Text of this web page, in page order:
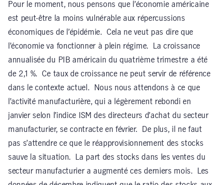
Pour le moment, nous pensons que l’économie américaine
est peut-être la moins vulnérable aux répercussions
économiques de l’épidémie. Cela ne veut pas dire que
l’économie va fonctionner à plein régime. La croissance
annualisée du PIB américain du quatrième trimestre a été
de 2,1 %. Ce taux de croissance ne peut servir de référence
dans le contexte actuel. Nous nous attendons à ce que
l’activité manufacturière, qui a légèrement rebondi en
janvier selon l’indice ISM des directeurs d’achat du secteur
manufacturier, se contracte en février. De plus, il ne faut
pas s’attendre ce que le réapprovisionnement des stocks
sauve la situation. La part des stocks dans les ventes du
secteur manufacturier a augmenté ces derniers mois. Les